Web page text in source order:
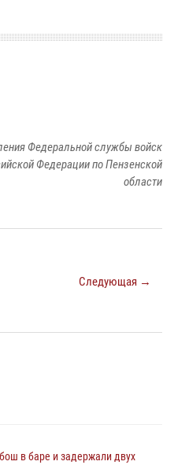
Федеральной службы войск
Федерации по Пензенской
области
Следующая →
в баре и задержали двух